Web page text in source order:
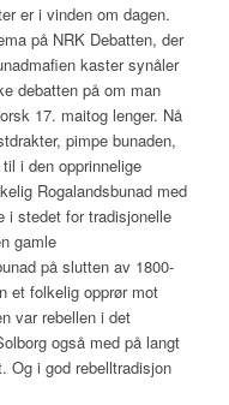
er i vinden om dagen.
på NRK Debatten, der
kaster synåler
debatten på om man
17. maitog lenger. Nå
pimpe bunaden,
i den opprinnelige
Rogalandsbunad med
i stedet for tradisjonelle
gamle
på slutten av 1800-
et folkelig opprør mot
var rebellen i det
også med på langt
Og i god rebelltradisjon